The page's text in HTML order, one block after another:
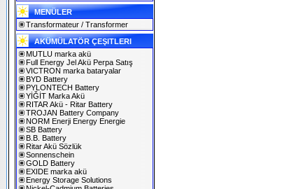
MENÜLER
Transformateur / Transformer
AKÜMÜLATÖR ÇEŞITLERI
MUTLU marka akü
Full Energy Jel Akü Perpa Satış
VICTRON marka bataryalar
BYD Battery
PYLONTECH Battery
YİĞİT Marka Akü
RITAR Akü - Ritar Battery
TROJAN Battery Company
NORM Enerji Energy Energie
SB Battery
B.B. Battery
Ritar Akü Sözlük
Sonnenschein
GOLD Battery
EXIDE marka akü
Energy Storage Solutions